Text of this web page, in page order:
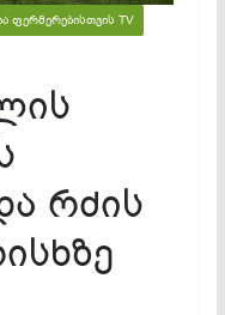
ᲤᲔᲠᲛᲔᲠᲔᲑᲘᲡᲗᲕᲘᲡ TV
რძის